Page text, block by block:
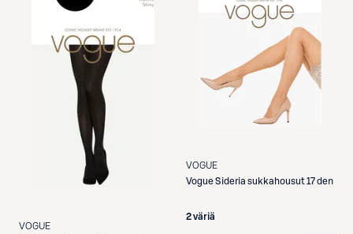
VOGUE
VOGUE
VogueSideria sukkahousut 17 den
2 väriä